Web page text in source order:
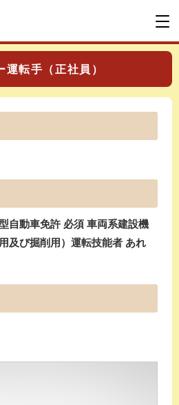
運転手（正社員）
自動車免許 必須 車両系建設機
及び掘削用）運転技能者 あれ